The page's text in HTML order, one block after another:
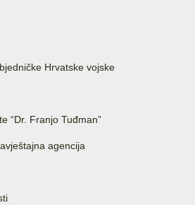
Hrvatske vojske
“Dr. Franjo Tuđman”
agencija